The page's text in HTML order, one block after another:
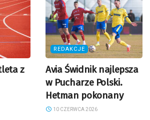
z
REDAKCJE
Avia Świdnik najlepsza
w Pucharze Polski.
Hetman pokonany
10 CZERWCA 2026